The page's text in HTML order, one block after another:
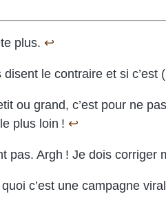
plus. ↩
le contraire et si c’est
ou grand, c’est pour ne
plus loin ! ↩
pas. Argh ! Je dois corriger
c’est une campagne